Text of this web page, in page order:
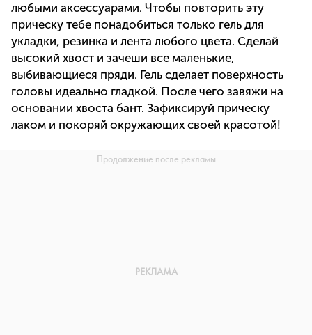
любыми аксессуарами. Чтобы повторить эту
прическу тебе понадобиться только гель для
укладки, резинка и лента любого цвета. Сделай
высокий хвост и зачеши все маленькие,
выбивающиеся пряди. Гель сделает поверхность
головы идеально гладкой. После чего завяжи на
основании хвоста бант. Зафиксируй прическу
лаком и покоряй окружающих своей красотой!